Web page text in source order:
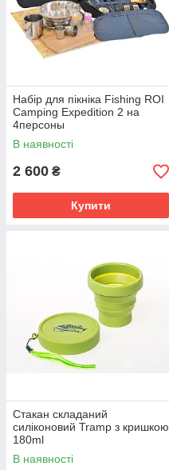
Набір для пікніка Fishing ROI
Camping Expedition 2 на
4персоны
В наявності
2 600 ₴
Купити
Стакан складаний
силіконовий Tramp з кришкою
180ml
В наявності